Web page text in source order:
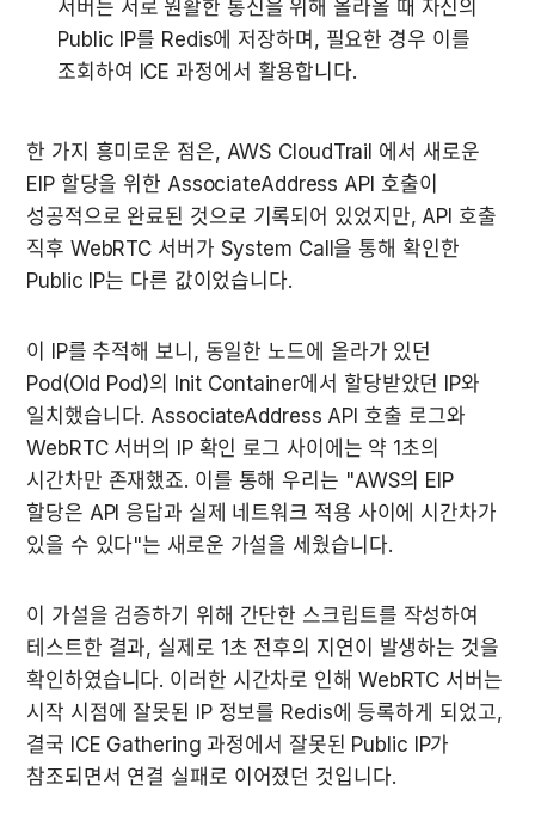
서버는 서로 원활한 통신을 위해 올라올 때 자신의
Public IP를 Redis에 저장하며, 필요한 경우 이를
조회하여 ICE 과정에서 활용합니다.
한 가지 흥미로운 점은, AWS CloudTrail 에서 새로운
EIP 할당을 위한 AssociateAddress API 호출이
성공적으로 완료된 것으로 기록되어 있었지만, API 호출
직후 WebRTC 서버가 System Call을 통해 확인한
Public IP는 다른 값이었습니다.
이 IP를 추적해 보니, 동일한 노드에 올라가 있던
Pod(Old Pod)의 Init Container에서 할당받았던 IP와
일치했습니다. AssociateAddress API 호출 로그와
WebRTC 서버의 IP 확인 로그 사이에는 약 1초의
시간차만 존재했죠. 이를 통해 우리는 "AWS의 EIP
할당은 API 응답과 실제 네트워크 적용 사이에 시간차가
있을 수 있다"는 새로운 가설을 세웠습니다.
이 가설을 검증하기 위해 간단한 스크립트를 작성하여
테스트한 결과, 실제로 1초 전후의 지연이 발생하는 것을
확인하였습니다. 이러한 시간차로 인해 WebRTC 서버는
시작 시점에 잘못된 IP 정보를 Redis에 등록하게 되었고,
결국 ICE Gathering 과정에서 잘못된 Public IP가
참조되면서 연결 실패로 이어졌던 것입니다.